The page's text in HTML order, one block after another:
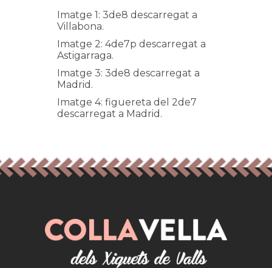
Imatge 1: 3de8 descarregat a
Villabona.
Imatge 2: 4de7p descarregat a
Astigarraga.
Imatge 3: 3de8 descarregat a
Madrid.
Imatge 4: figuereta del 2de7
descarregat a Madrid.